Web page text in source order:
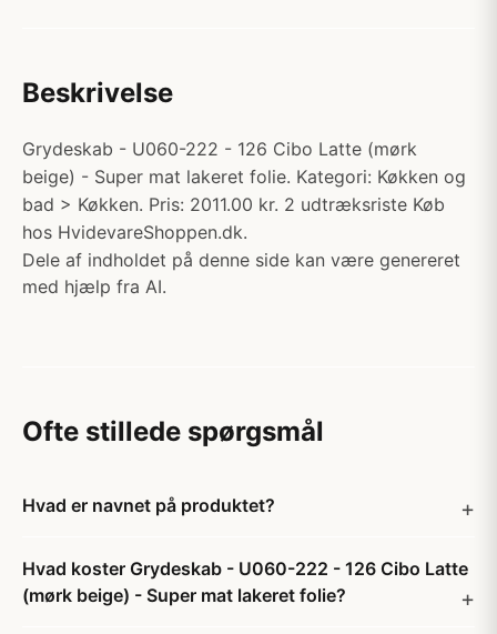
Beskrivelse
Grydeskab - U060-222 - 126 Cibo Latte (mørk
beige) - Super mat lakeret folie. Kategori: Køkken og
bad > Køkken. Pris: 2011.00 kr. 2 udtræksriste Køb
hos HvidevareShoppen.dk.
Dele af indholdet på denne side kan være genereret
med hjælp fra AI.
Ofte stillede spørgsmål
Hvad er navnet på produktet?
Hvad koster Grydeskab - U060-222 - 126 Cibo Latte
(mørk beige) - Super mat lakeret folie?